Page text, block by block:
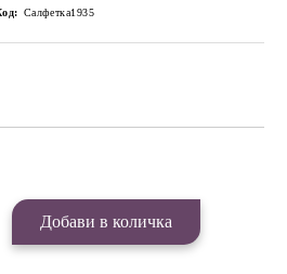
Салфетка1935